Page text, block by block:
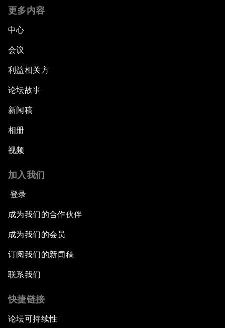
更多内容
中心
会议
利益相关方
论坛故事
新闻稿
相册
视频
加入我们
登录
成为我们的合作伙伴
成为我们的会员
订阅我们的新闻稿
联系我们
快捷链接
论坛可持续性